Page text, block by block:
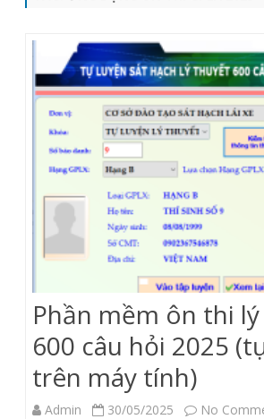
Phần mềm ôn thi
600 câu hỏi 2025
trên máy tính)
Admin 30/05/2025 No